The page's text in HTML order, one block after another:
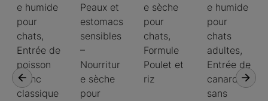
e humide
pour
chats,
Entrée de
poisson
blanc
classique
Peaux et
estomacs
sensibles
–
Nourritur
e sèche
pour
e sèche
pour
chats,
Formule
Poulet et
riz
e humide
pour
chats
adultes,
Entrée de
canard
sans